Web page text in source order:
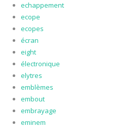
echappement
ecope
ecopes
écran
eight
électronique
elytres
emblèmes
embout
embrayage
eminem